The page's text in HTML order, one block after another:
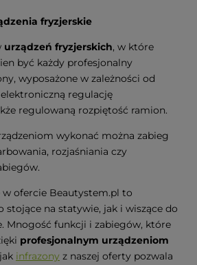
fryzjerskie
urządzeń fryzjerskich, w które
być każdy profesjonalny
wyposażone w zależności od
regulację
regulowaną rozpiętość ramion.
wykonać można zabieg
rozjaśniania czy
w ofercie Beautystem.pl to
stojące na statywie, jak i wiszące do
Mnogość funkcji i zabiegów, które
profesjonalnym urządzeniom
infrazony z naszej oferty pozwala